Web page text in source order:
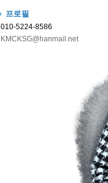
프로필
010-5224-8586
KMCKSG@hanmail.net